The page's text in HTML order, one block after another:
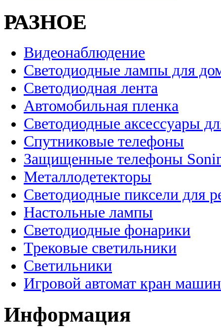
РАЗНОЕ
Видеонаблюдение
Светодиодные лампы для
Светодиодная лента
Автомобильная пленка
Светодиодные аксессуары
Спутниковые телефоны
Защищенные телефоны
Металлодетекторы
Светодиодные пиксели для
Настольные лампы
Светодиодные фонарики
Трековые светильники
Светильники
Игровой автомат кран
Информация